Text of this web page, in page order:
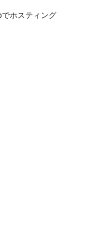
ホスティング